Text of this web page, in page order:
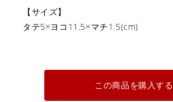
【サイズ】
タテ5×ヨコ11.5×マチ1.5(cm)
この商品を購入する